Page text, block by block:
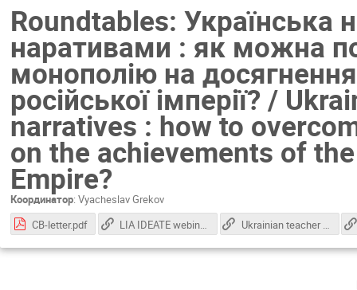
Roundtables: Українська
наративами : як можна
монополію на
російської імперії? /
narratives : how to
on the achievements of
Empire?
Координатор: Vyacheslav Grekov
CB-letter.pdf
LIA IDEATE webinars for ukrainian students Ukrainian teacher programs at CERN